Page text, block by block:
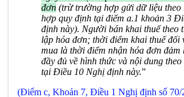
đơn (trừ trường hợp gửi dữ liệu theo
hợp quy định tại điểm a.1 khoản 3
định này). Người bán khai thuế theo
lập hóa đơn; thời điểm khai thuế đối
mua là thời điểm nhận hóa đơn đảm
đầy đủ về hình thức và nội dung
tại Điều 10 Nghị định này.”
(Điểm c, Khoản 7, Điều 1 Nghị định số